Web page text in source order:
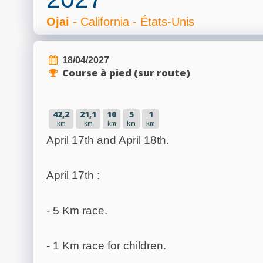
Ojai - California - États-Unis
18/04/2027
Course à pied (sur route)
42,2
km
21,1
km
10
km
5
km
1
km
April 17th and April 18th.
April 17th :
- 5 Km race.
- 1 Km race for children.